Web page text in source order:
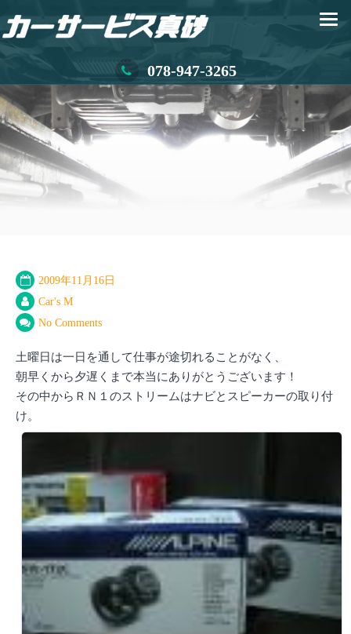
078-947-3265
2009年11月16日
Car's M
No Comments
土曜日は一日を通して仕事が途切れることがなく、
朝早くから夕遅くまで本当にありがとうございます！
その中からＲＮ１のストリームはナビとスピーカーの取り付
け。